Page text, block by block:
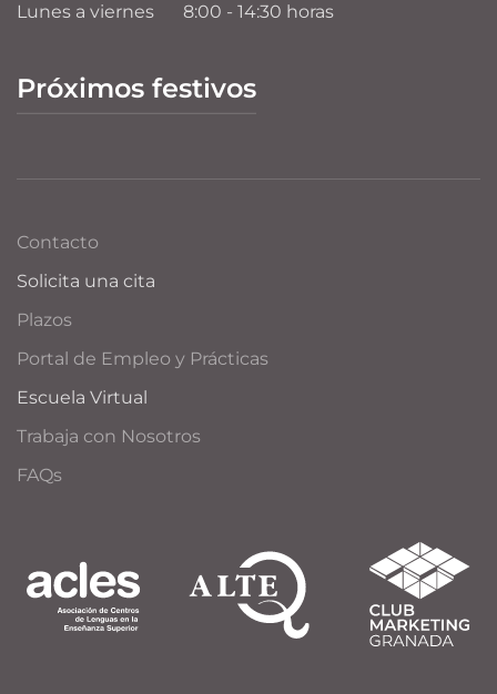
Lunes a viernes 8:00 - 14:30 horas
Próximos festivos
Contacto
Solicita una cita
Plazos
Portal de Empleo y Prácticas
Escuela Virtual
Trabaja con Nosotros
FAQs